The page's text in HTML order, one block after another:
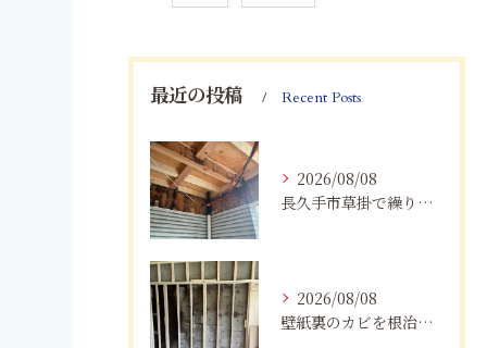
最近の投稿 Recent Posts
2026/08/08
長久手市草掛で繰り返すカビにお困りの方へ｜原因から解決策まで紹介
2026/08/08
壁紙裏のカビを根治！下地交換と防カビリフォームの重要性